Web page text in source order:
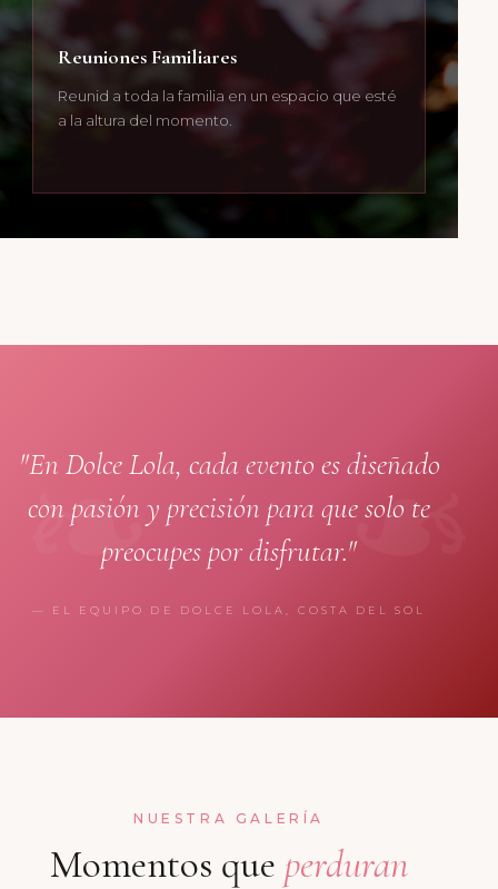
Reuniones Familiares
Reunid a toda la familia en un espacio que esté
a la altura del momento.
"En Dolce Lola, cada evento es diseñado
con pasión y precisión para que solo te
preocupes por disfrutar."
— EL EQUIPO DE DOLCE LOLA, COSTA DEL SOL
NUESTRA GALERÍA
Momentos que perduran